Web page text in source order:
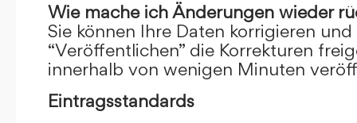
Wie mache ich Änderungen wieder
Sie können Ihre Daten korrigieren
“Veröffentlichen” die Korrekturen
innerhalb von wenigen Minuten
Eintragsstandards